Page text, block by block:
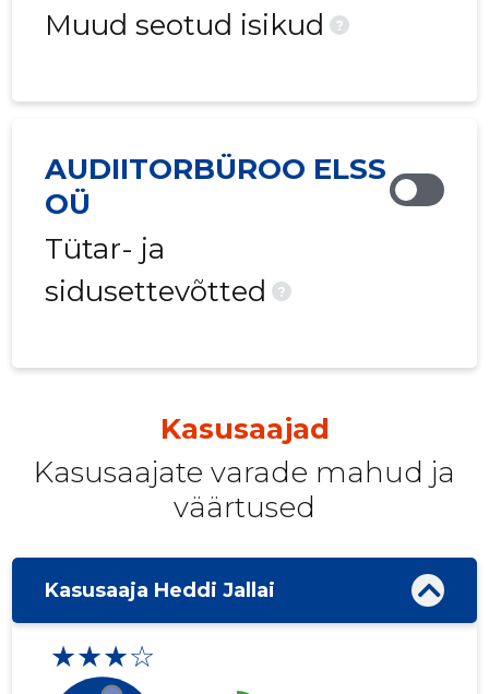
Muud seotud isikud
?
AUDIITORBÜROO ELSS
OÜ
Tütar- ja
sidusettevõtted
?
Kasusaajad
Kasusaajate varade mahud ja
väärtused
Kasusaaja Heddi Jallai
★★★☆